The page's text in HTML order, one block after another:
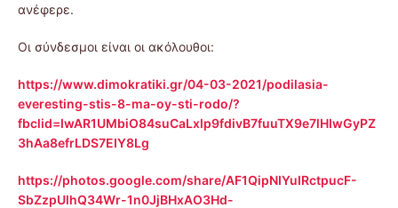
ανέφερε.
Οι σύνδεσμοι είναι οι ακόλουθοι:
https://www.dimokratiki.gr/04-03-2021/podilasia-
everesting-stis-8-ma-oy-sti-rodo/?
fbclid=IwAR1UMbiO84suCaLxlp9fdivB7fuuTX9e7lHIwGyPZ
3hAa8efrLDS7EIY8Lg
https://photos.google.com/share/AF1QipNIYuIRctpucF-
SbZzpUlhQ34Wr-1n0JjBHxAO3Hd-